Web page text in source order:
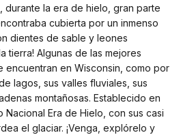
durante la era de hielo, gran parte
cubierta por un inmenso
dientes de sable y leones
tierra! Algunas de las mejores
encuentran en Wisconsin, como por
lagos, sus valles fluviales, sus
montañosas. Establecido en
Nacional Era de Hielo, con sus casi
el glaciar. ¡Venga, explórelo y